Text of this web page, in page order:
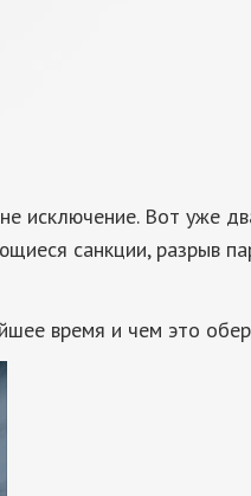
исключение. Вот уже
санкции, разрыв
время и чем это